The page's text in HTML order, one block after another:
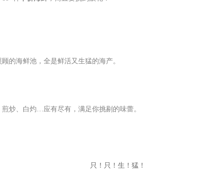
的海鲜池，全是鲜活又生猛的海产。
炒、白灼…应有尽有，满足你挑剔的味蕾。
只！只！生！猛！